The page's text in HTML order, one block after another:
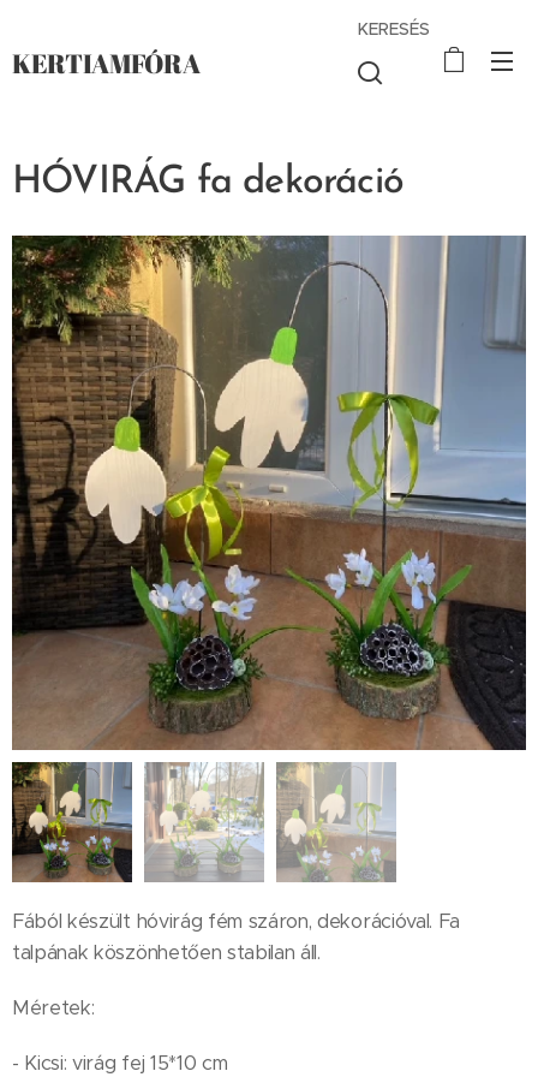
KERTIAMFÓRA
KERESÉS
HÓVIRÁG fa dekoráció
Fából készült hóvirág fém száron, dekorációval. Fa
talpának köszönhetően stabilan áll.
Méretek:
- Kicsi: virág fej 15*10 cm